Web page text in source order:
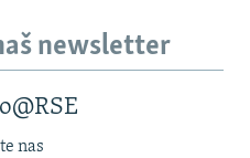
newsletter
nas